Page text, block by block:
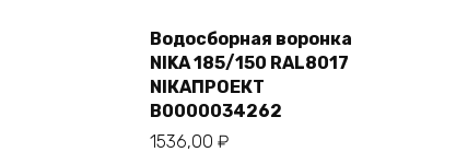
cart
Водосборная воронка
NIKA 185/150 RAL8017
NIКАПРОЕКТ
В0000034262
1536,00 ₽